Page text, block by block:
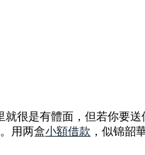
很是有體面，但若你要
用两盒小額借款 ，似锦韶